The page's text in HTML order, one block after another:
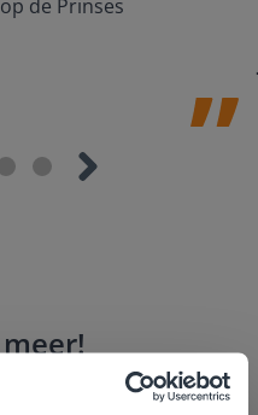
de Prinses
!